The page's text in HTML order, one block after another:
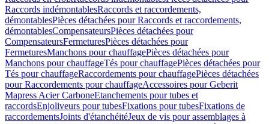
Raccords indémontablesRaccords et raccordements,
démontablesPièces détachées pour Raccords et raccordements,
démontablesCompensateursPièces détachées pour
CompensateursFermeturesPièces détachées pour
FermeturesManchons pour chauffagePièces détachées pour
Manchons pour chauffageTés pour chauffagePièces détachées pour
Tés pour chauffageRaccordements pour chauffagePièces détachées
pour Raccordements pour chauffageAccessoires pour Geberit
Mapress Acier CarboneEtanchements pour tubes et
raccordsEnjoliveurs pour tubesFixations pour tubesFixations de
raccordementsJoints d'étanchéitéJeux de vis pour assemblages à